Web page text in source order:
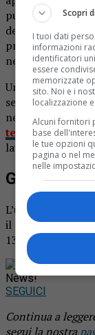
pubblica
dei Servizi
promuovere la
nei 7mila comuni
Una volta attivi i
serie di
nel capoluogo di
lavorato per oltre
Gli orari
L’ufficio postale
il consueto orario
13,35 e il sabato
News!
SEGUICI
Continua a
segui la nostra
Scopri
I tuoi dati
informazioni
identificatori
essere
memorizzate
sito. Noi e i
localizzazione
Alcuni fornitori
base
le tue opzioni
pagina o nel
nelle